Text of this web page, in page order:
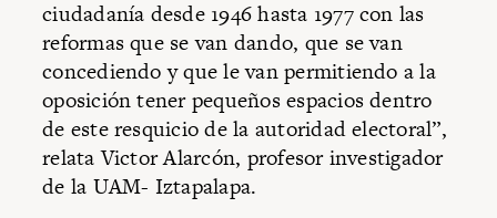
ciudadanía desde 1946 hasta 1977 con las
reformas que se van dando, que se van
concediendo y que le van permitiendo a la
oposición tener pequeños espacios dentro
de este resquicio de la autoridad electoral”,
relata Victor Alarcón, profesor investigador
de la UAM- Iztapalapa.